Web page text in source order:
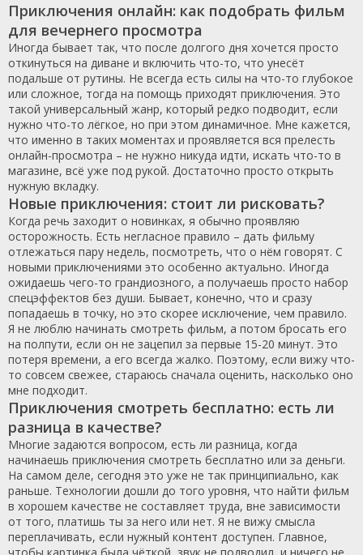
Приключения онлайн: как подобрать фильм
для вечернего просмотра
Иногда бывает так, что после долгого дня хочется просто
откинуться на диване и включить что-то, что унесёт
подальше от рутины. Не всегда есть силы на что-то глубокое
или сложное, тогда на помощь приходят приключения. Это
такой универсальный жанр, который редко подводит, если
нужно что-то лёгкое, но при этом динамичное. Мне кажется,
что именно в таких моментах и проявляется вся прелесть
онлайн-просмотра – не нужно никуда идти, искать что-то в
магазине, всё уже под рукой. Достаточно просто открыть
нужную вкладку.
Новые приключения: стоит ли рисковать?
Когда речь заходит о новинках, я обычно проявляю
осторожность. Есть негласное правило – дать фильму
отлежаться пару недель, посмотреть, что о нём говорят. С
новыми приключениями это особенно актуально. Иногда
ожидаешь чего-то грандиозного, а получаешь просто набор
спецэффектов без души. Бывает, конечно, что и сразу
попадаешь в точку, но это скорее исключение, чем правило.
Я не люблю начинать смотреть фильм, а потом бросать его
на полпути, если он не зацепил за первые 15-20 минут. Это
потеря времени, а его всегда жалко. Поэтому, если вижу что-
то совсем свежее, стараюсь сначала оценить, насколько оно
мне подходит.
Приключения смотреть бесплатно: есть ли
разница в качестве?
Многие задаются вопросом, есть ли разница, когда
начинаешь приключения смотреть бесплатно или за деньги.
На самом деле, сегодня это уже не так принципиально, как
раньше. Технологии дошли до того уровня, что найти фильм
в хорошем качестве не составляет труда, вне зависимости
от того, платишь ты за него или нет. Я не вижу смысла
переплачивать, если нужный контент доступен. Главное,